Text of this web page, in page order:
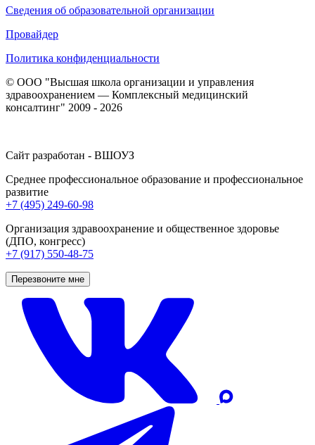
Сведения об образовательной организации
Провайдер
Политика конфиденциальности
© ООО "Высшая школа организации и управления
здравоохранением — Комплексный медицинский
консалтинг" 2009 - 2026
Сайт разработан - ВШОУЗ
Среднее профессиональное образование и профессиональное
развитие
+7 (495) 249-60-98
Организация здравоохранение и общественное здоровье
(ДПО, конгресс)
+7 (917) 550-48-75
Перезвоните мне